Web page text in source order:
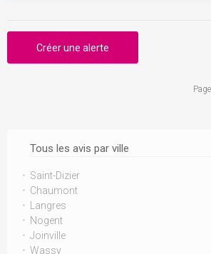
Tous les avis par ville
Saint-Dizier
Chaumont
Langres
Nogent
Joinville
Wassy
Créer une alerte